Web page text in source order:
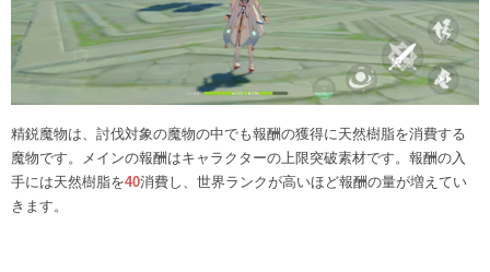
精鋭魔物は、討伐対象の魔物の中でも報酬の獲得に天然樹脂を消費する
魔物です。メインの報酬はキャラクターの上限突破素材です。報酬の入
手には天然樹脂を40消費し、世界ランクが高いほど報酬の量が増えてい
きます。